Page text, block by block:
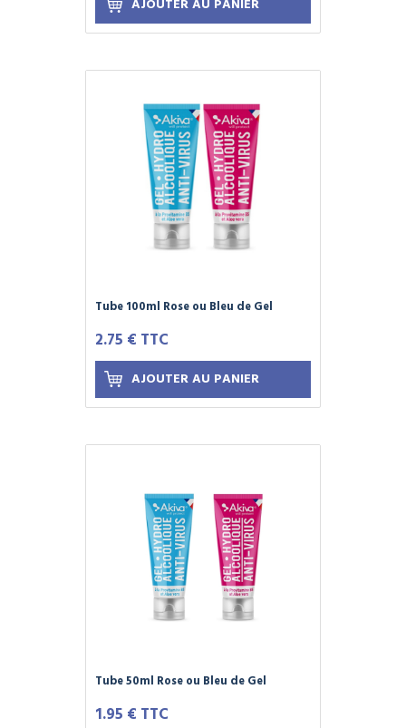
AJOUTER AU PANIER
Tube 100ml Rose ou Bleu de Gel
Familial - Élu produit de l'année 2021 -
EN1276
2.75 € TTC
AJOUTER AU PANIER
Tube 50ml Rose ou Bleu de Gel
Élu produit de l'année 2021 - Virucide
1.95 € TTC